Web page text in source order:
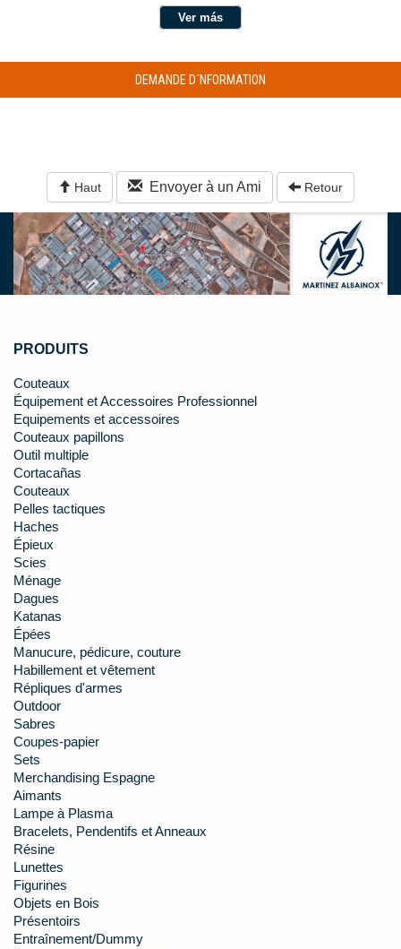
Ver más
DEMANDE D´NFORMATION
Haut Envoyer à un Ami Retour
PRODUITS
Couteaux
Équipement et Accessoires Professionnel
Equipements et accessoires
Couteaux papillons
Outil multiple
Cortacañas
Couteaux
Pelles tactiques
Haches
Épieux
Scies
Ménage
Dagues
Katanas
Épées
Manucure, pédicure, couture
Habillement et vêtement
Répliques d'armes
Outdoor
Sabres
Coupes-papier
Sets
Merchandising Espagne
Aimants
Lampe à Plasma
Bracelets, Pendentifs et Anneaux
Résine
Lunettes
Figurines
Objets en Bois
Présentoirs
Entraînement/Dummy